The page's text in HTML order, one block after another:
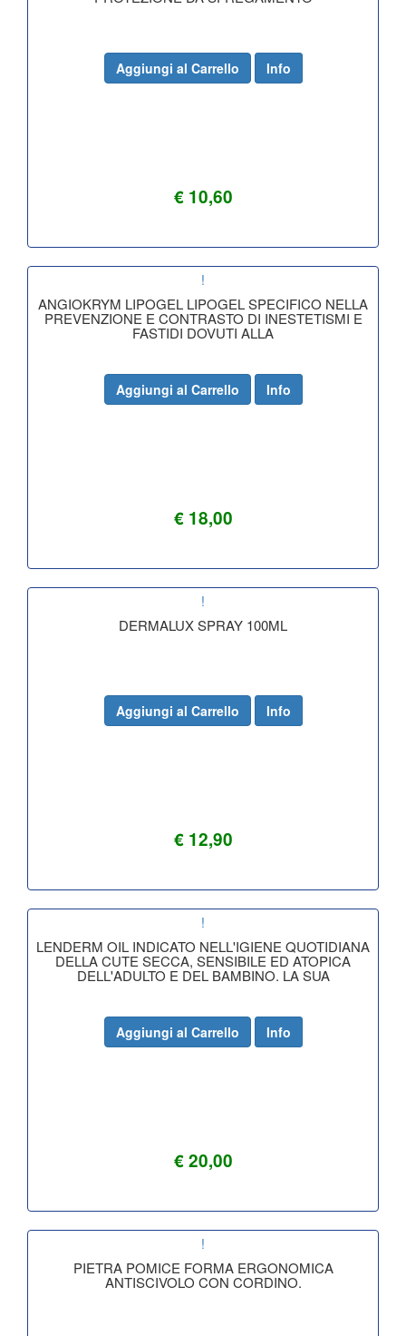
€ 10,60
Aggiungi al Carrello Info
!
ANGIOKRYM LIPOGEL LIPOGEL SPECIFICO NELLA
PREVENZIONE E CONTRASTO DI INESTETISMI E
FASTIDI DOVUTI ALLA
€ 18,00
Aggiungi al Carrello Info
!
DERMALUX SPRAY 100ML
€ 12,90
Aggiungi al Carrello Info
!
LENDERM OIL INDICATO NELL'IGIENE QUOTIDIANA
DELLA CUTE SECCA, SENSIBILE ED ATOPICA
DELL'ADULTO E DEL BAMBINO. LA SUA
€ 20,00
Aggiungi al Carrello Info
!
PIETRA POMICE FORMA ERGONOMICA
ANTISCIVOLO CON CORDINO.